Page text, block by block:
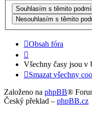
Obsah fóra
Všechny časy jsou v
Smazat všechny
Založeno na phpBB®
Český překlad – phpBB.cz